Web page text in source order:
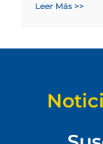
Leer Más >>